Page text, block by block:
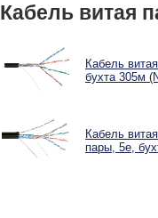
Кабель витая
Кабель
бухта 305м
Кабель
пары, 5e,